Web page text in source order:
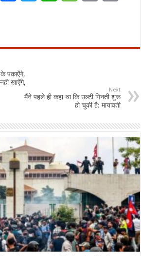
के पकाऐंगे,
खाऐंगे,
Next
मैंने पहले ही कहा था कि उल्टी गिनती शुरू
हो चुकी है: मायावती